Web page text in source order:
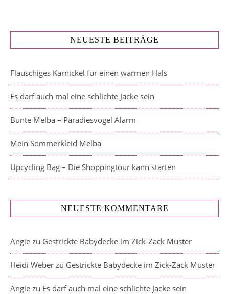
NEUESTE BEITRÄGE
Flauschiges Karnickel für einen warmen Hals
Es darf auch mal eine schlichte Jacke sein
Bunte Melba – Paradiesvogel Alarm
Mein Sommerkleid Melba
Upcycling Bag – Die Shoppingtour kann starten
NEUESTE KOMMENTARE
Angie zu Gestrickte Babydecke im Zick-Zack Muster
Heidi Weber zu Gestrickte Babydecke im Zick-Zack Muster
Angie zu Es darf auch mal eine schlichte Jacke sein